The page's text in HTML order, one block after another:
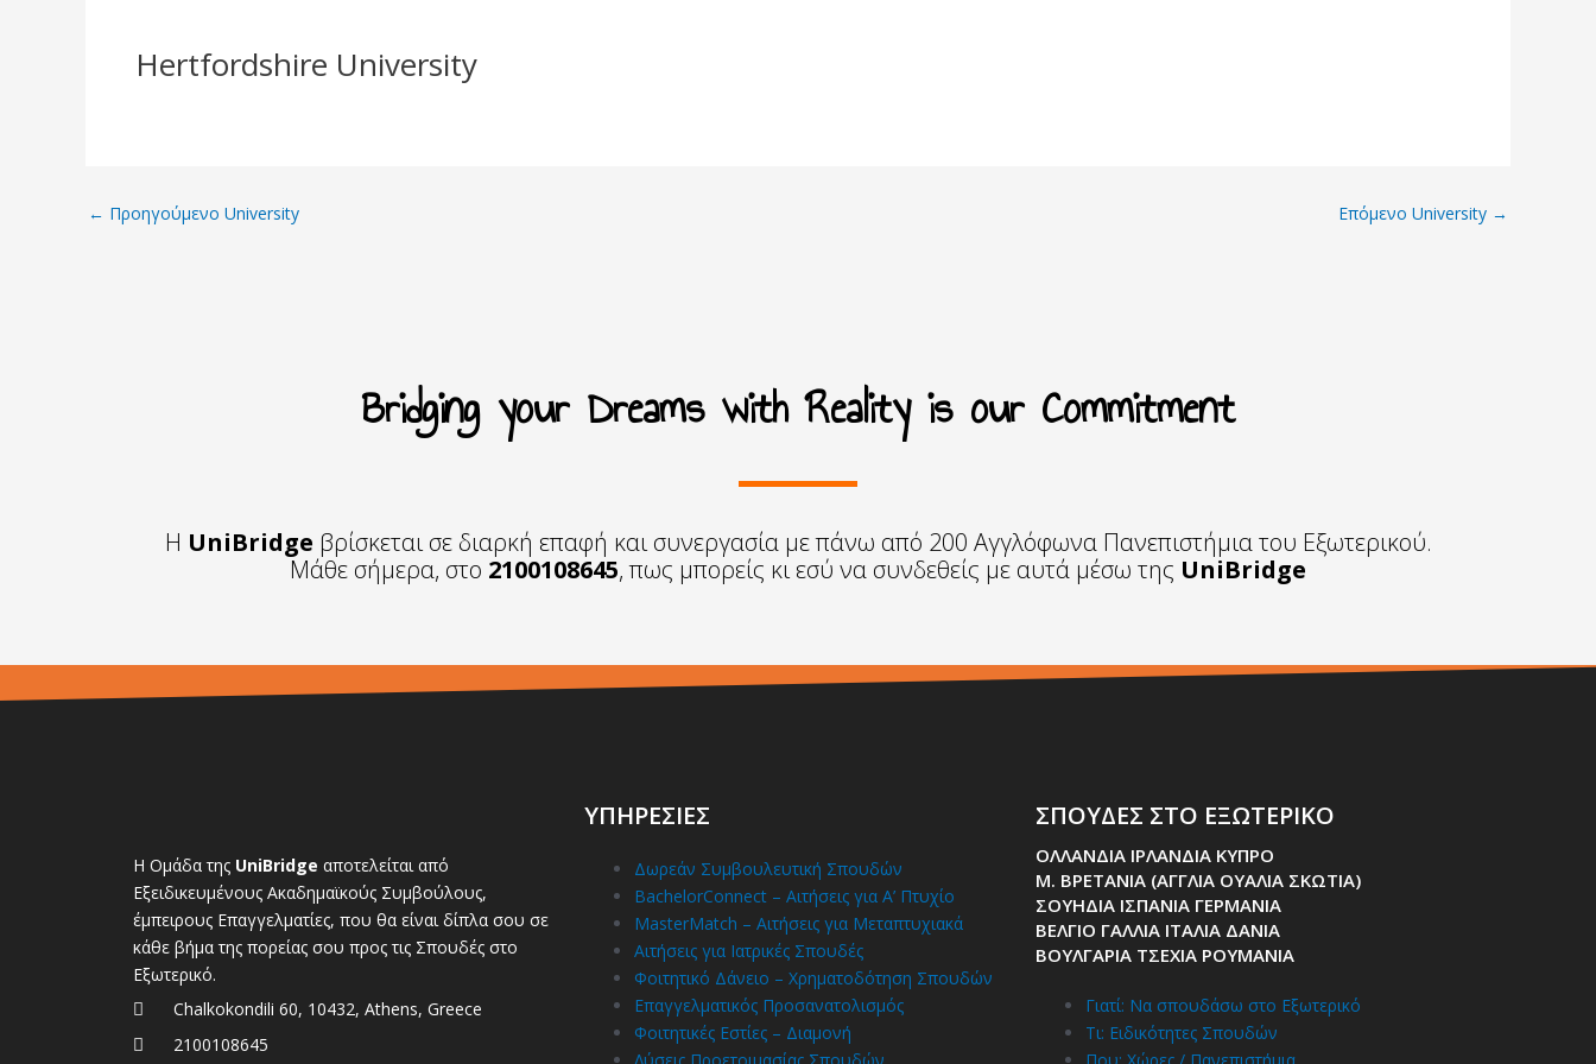
Hertfordshire University
← Προηγούμενο University Επόμενο University →
Bridging your Dreams with Reality is our Commitment
Η UniBridge βρίσκεται σε διαρκή επαφή και συνεργασία με πάνω από 200 Αγγλόφωνα Πανεπιστήμια του Εξωτερικού.
Μάθε σήμερα, στο 2100108645, πως μπορείς κι εσύ να συνδεθείς με αυτά μέσω της UniBridge
Η Ομάδα της UniBridge αποτελείται από
Εξειδικευμένους Ακαδημαϊκούς Συμβούλους,
έμπειρους Επαγγελματίες, που θα είναι δίπλα σου σε
κάθε βήμα της πορείας σου προς τις Σπουδές στο
Εξωτερικό.
Chalkokondili 60, 10432, Athens, Greece
2100108645
ΥΠΗΡΕΣΙΕΣ
Δωρεάν Συμβουλευτική Σπουδών
BachelorConnect – Αιτήσεις για Α’ Πτυχίο
MasterMatch – Αιτήσεις για Μεταπτυχιακά
Αιτήσεις για Ιατρικές Σπουδές
Φοιτητικό Δάνειο – Χρηματοδότηση Σπουδών
Επαγγελματικός Προσανατολισμός
Φοιτητικές Εστίες – Διαμονή
Λύσεις Προετοιμασίας Σπουδών
ΣΠΟΥΔΕΣ ΣΤΟ ΕΞΩΤΕΡΙΚΟ
ΟΛΛΑΝΔΙΑ ΙΡΛΑΝΔΙΑ ΚΥΠΡΟ
Μ. ΒΡΕΤΑΝΙΑ (ΑΓΓΛΙΑ ΟΥΑΛΙΑ ΣΚΩΤΙΑ)
ΣΟΥΗΔΙΑ ΙΣΠΑΝΙΑ ΓΕΡΜΑΝΙΑ
ΒΕΛΓΙΟ ΓΑΛΛΙΑ ΙΤΑΛΙΑ ΔΑΝΙΑ
ΒΟΥΛΓΑΡΙΑ ΤΣΕΧΙΑ ΡΟΥΜΑΝΙΑ
Γιατί: Nα σπουδάσω στο Εξωτερικό
Τι: Ειδικότητες Σπουδών
Που: Χώρες / Πανεπιστήμια